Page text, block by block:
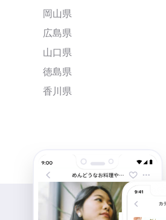
岡山県
広島県
山口県
徳島県
香川県